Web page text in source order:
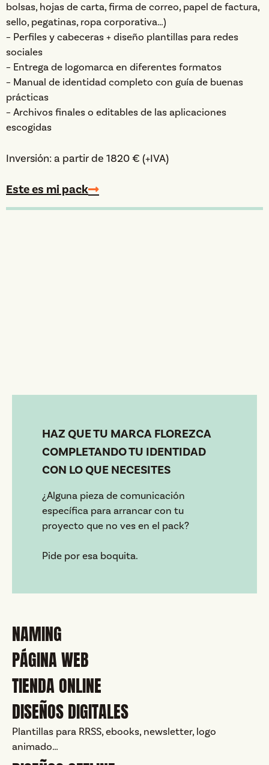
bolsas, hojas de carta, firma de correo, papel de factura,
sello, pegatinas, ropa corporativa…)
– Perfiles y cabeceras + diseño plantillas para redes
sociales
– Entrega de logomarca en diferentes formatos
– Manual de identidad completo con guía de buenas
prácticas
– Archivos finales o editables de las aplicaciones
escogidas
Inversión: a partir de 1820 € (+IVA)
Este es mi pack
HAZ QUE TU MARCA FLOREZCA
COMPLETANDO TU IDENTIDAD
CON LO QUE NECESITES
¿Alguna pieza de comunicación
específica para arrancar con tu
proyecto que no ves en el pack?
Pide por esa boquita.
NAMING
PÁGINA WEB
TIENDA ONLINE
DISEÑOS DIGITALES
Plantillas para RRSS, ebooks, newsletter, logo
animado…